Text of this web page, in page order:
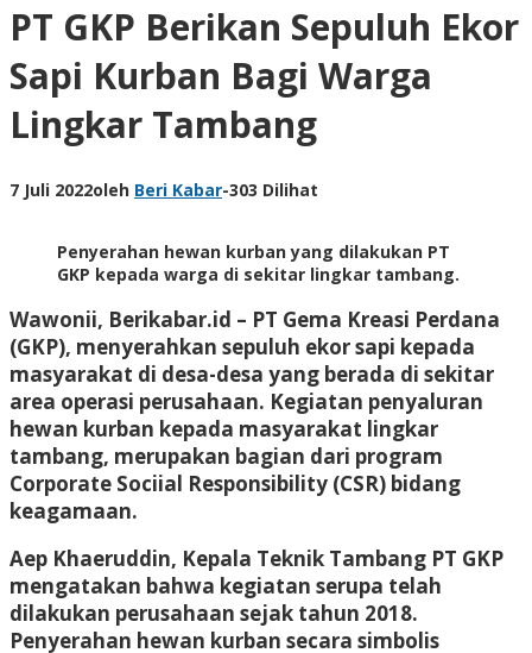
PT GKP Berikan Sepuluh Ekor
Sapi Kurban Bagi Warga
Lingkar Tambang
7 Juli 2022oleh Beri Kabar-303 Dilihat
Penyerahan hewan kurban yang dilakukan PT
GKP kepada warga di sekitar lingkar tambang.
Wawonii, Berikabar.id – PT Gema Kreasi Perdana
(GKP), menyerahkan sepuluh ekor sapi kepada
masyarakat di desa-desa yang berada di sekitar
area operasi perusahaan. Kegiatan penyaluran
hewan kurban kepada masyarakat lingkar
tambang, merupakan bagian dari program
Corporate Sociial Responsibility (CSR) bidang
keagamaan.
Aep Khaeruddin, Kepala Teknik Tambang PT GKP
mengatakan bahwa kegiatan serupa telah
dilakukan perusahaan sejak tahun 2018.
Penyerahan hewan kurban secara simbolis